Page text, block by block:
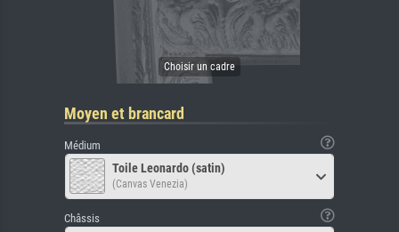
Moyen et brancard
Médium
Toile Leonardo (satin)
(Canvas Venezia)
Châssis